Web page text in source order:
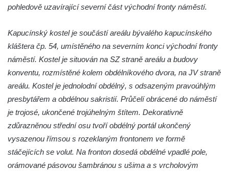
Kaple mezi Dolním Třebonínem a Horním
Kaple v severní části Dolního Třebonína
Márnice na hřbitově v Rybniště
Kaple u kostela svatého Jiljí v Lužci nad
Vltavou
Kaple Božího těla na hřbitově v Hostíně u
Vojkovic
Kostel Nanebevzetí Panny Marie v Hostíně
u Vojkovic
Kaple svatého Bartoloměje v Bukolu
pohledově uzavírající severní část východní fronty náměstí.
Kapucínský kostel je součástí areálu bývalého kapucínského
kláštera čp. 54, umístěného na severním konci východní fronty
náměstí. Kostel je situován na SZ straně areálu a budovy
konventu, rozmístěné kolem obdélníkového dvora, na JV straně
areálu. Kostel je jednolodní obdélný, s odsazeným pravoúhlým
presbytářem a obdélnou sakristií. Průčelí obrácené do náměstí
je trojosé, ukončené trojúhelným štítem. Dekorativně
zdůrazněnou střední osu tvoří obdélný portál ukončený
vysazenou římsou s rozeklaným frontonem ve formě
stáčejících se volut. Na fronton dosedá obdélné vpadlé pole,
orámované pásovou šambránou s ušima a s vrcholovým